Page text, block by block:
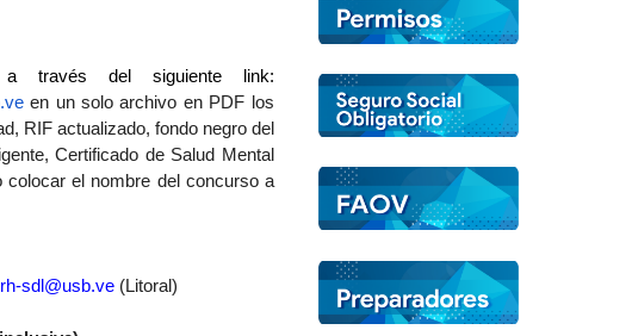
a través del siguiente link:
en un solo archivo en PDF los
RIF actualizado, fondo negro del
Certificado de Salud Mental
el nombre del concurso a
sdl@usb.ve (Litoral)